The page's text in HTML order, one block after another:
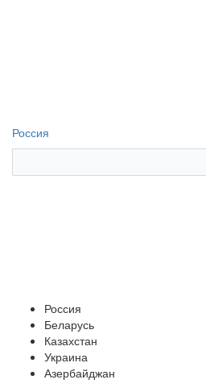
Россия
Россия
Беларусь
Казахстан
Украина
Азербайджан